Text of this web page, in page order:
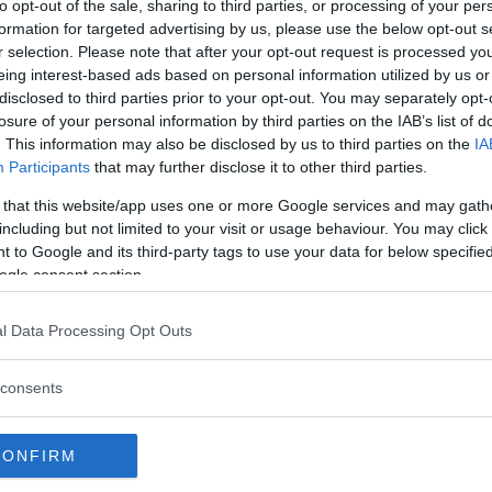
opt-out of the sale, sharing to third parties, or processing of your
for targeted advertising by us, please use the below opt-out
selection. Please note that after your opt-out request is processed
interest-based ads based on personal information utilized by us
to third parties prior to your opt-out. You may separately
of your personal information by third parties on the IAB’s list of
This information may also be disclosed by us to third parties on the
Participants that may further disclose it to other third parties.
that this website/app uses one or more Google services and may
but not limited to your visit or usage behaviour. You may
to Google and its third-party tags to use your data for below
consent section.
Data Processing Opt Outs
i juli 2024 i en klippformation vid
som bildades av vatten i Jezero-
på NASA är nu nästan helt säkra
liv som förstenats.
nu sker är ett andra
space-race
right now. The Chinese wants to get
That is not going to happen. America has
we are going to continue to lead in space